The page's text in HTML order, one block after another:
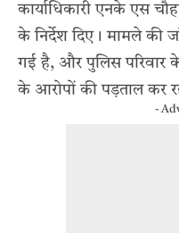
कार्याधिकारी एनके एस
के निर्देश दिए। मामले की
गई है, और पुलिस परिवार
के आरोपों की पड़ताल कर
-